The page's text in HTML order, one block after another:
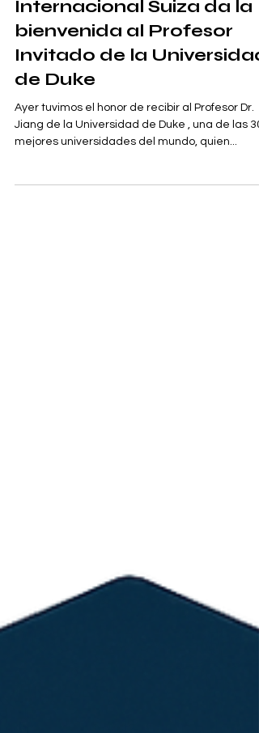
La Universidad
Internacional Suiza da la
bienvenida al Profesor
Invitado de la Universidad
de Duke
Ayer tuvimos el honor de recibir al Profesor Dr.
Jiang de la Universidad de Duke , una de las 30